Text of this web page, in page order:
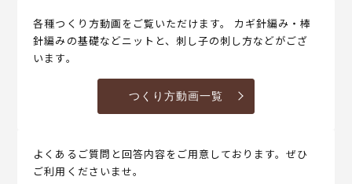
各種つくり方動画をご覧いただけます。 カギ針編み・棒
針編みの基礎などニットと、刺し子の刺し方などがござ
います。
つくり方動画一覧
よくあるご質問と回答内容をご用意しております。ぜひ
ご利用くださいませ。